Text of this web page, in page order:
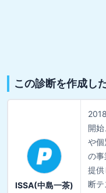
この診断を作成し
ISSA(中島一茶)
開
や
の事
提
断テ